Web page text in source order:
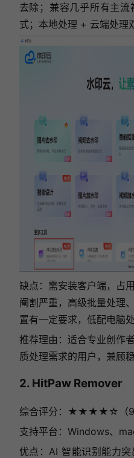
去除；兼容几乎所有主
式；本地处理 + 云端处理
缺点：需安装客户端，占
阉割严重，高级批量处理
置有一定要求，低配电脑
推荐理由：适合专业创作
质处理需求的用户，兼顾
2. HitPaw Remover
综合评分：★★★★☆（90
支持平台：Windows、
优点：AI 智能识别能力